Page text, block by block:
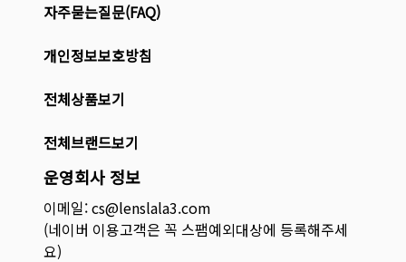
자주묻는질문(FAQ)
개인정보보호방침
전체상품보기
전체브랜드보기
운영회사 정보
이메일: cs@lenslala3.com
(네이버 이용고객은 꼭 스팸예외대상에 등록해주세
요)